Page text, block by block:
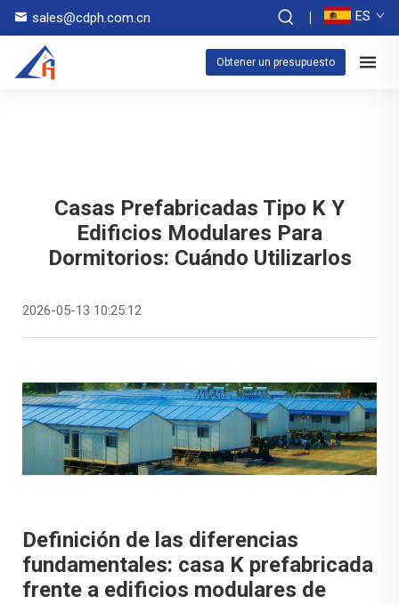
sales@cdph.com.cn ES
Obtener un presupuesto
Casas Prefabricadas Tipo K Y
Edificios Modulares Para
Dormitorios: Cuándo Utilizarlos
2026-05-13 10:25:12
Definición de las diferencias
fundamentales: casa K prefabricada
frente a edificios modulares de